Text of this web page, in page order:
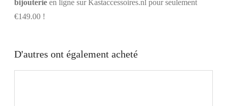
bijouterie en ligne sur Kastaccessoires.nl pour seulement
€149.00 !
D'autres ont également acheté